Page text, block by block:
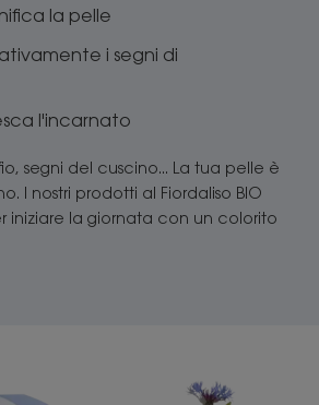
la pelle
i segni di
l'incarnato
segni del cuscino... La tua pelle è
I nostri prodotti al Fiordaliso BIO
iniziare la giornata con un colorito
Roll-